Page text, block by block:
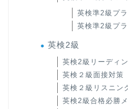
英検準2級プ
英検準2級プ
英検2級
英検2級リーディ
英検２級面接対策
英検２級リスニン
英検2級合格必勝